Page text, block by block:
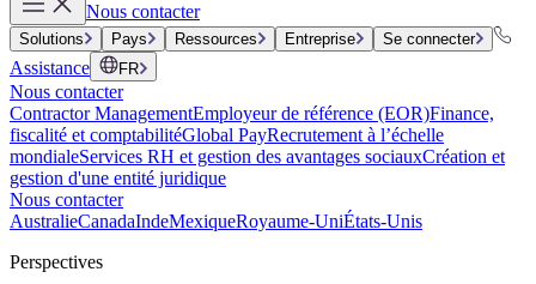
Nous contacter
Solutions Pays Ressources Entreprise Se connecter
Assistance FR
Nous contacter
Contractor ManagementEmployeur de référence (EOR)Finance,
fiscalité et comptabilitéGlobal PayRecrutement à l’échelle
mondialeServices RH et gestion des avantages sociauxCréation et
gestion d'une entité juridique
Nous contacter
AustralieCanadaIndeMexiqueRoyaume-UniÉtats-Unis
Perspectives